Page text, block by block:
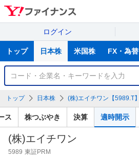
ログイン
サ
トップ 日本株 米国株 FX・為替
銘
検
索
トップ 日本株 (株)エイチワン【5989.T】
ス 株つぶやき 決算 適時開示
(株)エイチワン
5989 東証PRM